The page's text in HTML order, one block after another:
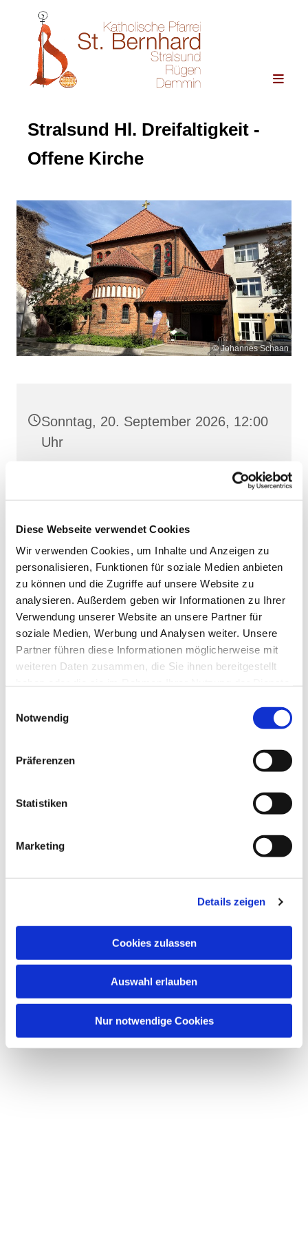
Diese Webseite verwendet Cookies
Wir verwenden Cookies, um Inhalte und Anzeigen zu
personalisieren, Funktionen für soziale Medien anbieten
zu können und die Zugriffe auf unsere Website zu
analysieren. Außerdem geben wir Informationen zu Ihrer
Verwendung unserer Website an unsere Partner für
soziale Medien, Werbung und Analysen weiter. Unsere
Partner führen diese Informationen möglicherweise mit
weiteren Daten zusammen, die Sie ihnen bereitgestellt
Notwendig
Präferenzen
Statistiken
Marketing
Details zeigen
Cookies zulassen
Auswahl erlauben
Nur notwendige Cookies
Stralsund Hl. Dreifaltigkeit -
Offene Kirche
© Johannes Schaan
Sonntag, 20. September 2026, 12:00
Uhr
Frankenwall 7, 18439 Stralsund